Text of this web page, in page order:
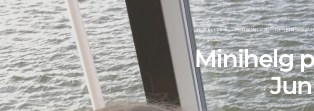
HOTELLTIPS PERSONLIGT
Minihelg